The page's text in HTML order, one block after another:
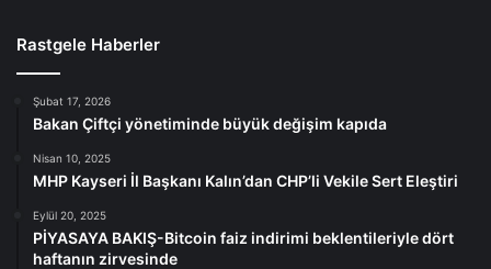
Rastgele Haberler
Şubat 17, 2026
Bakan Çiftçi yönetiminde büyük değişim kapıda
Nisan 10, 2025
MHP Kayseri İl Başkanı Kalın’dan CHP’li Vekile Sert Eleştiri
Eylül 20, 2025
PİYASAYA BAKIŞ-Bitcoin faiz indirimi beklentileriyle dört
haftanın zirvesinde